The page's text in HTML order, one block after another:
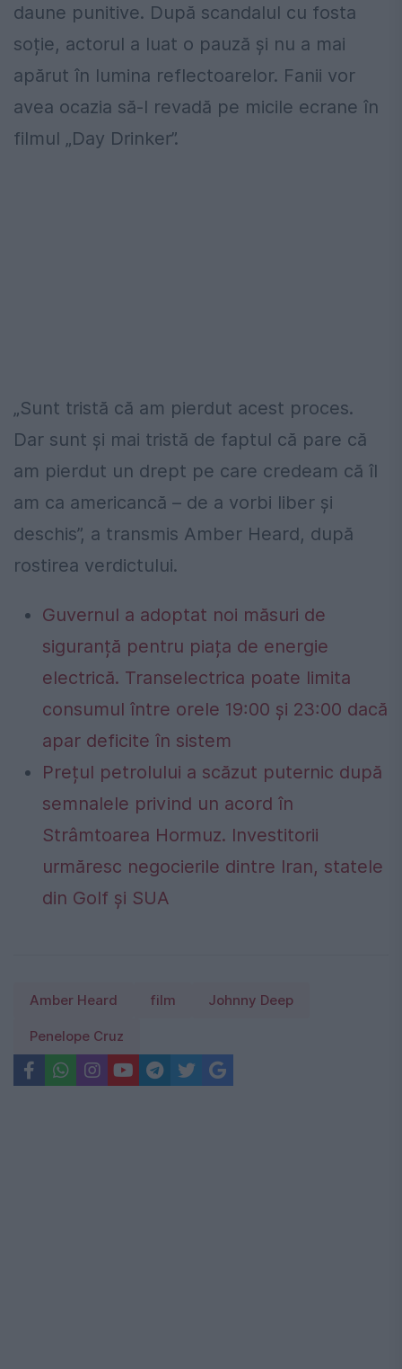
daune punitive. După scandalul cu fosta
soție, actorul a luat o pauză și nu a mai
apărut în lumina reflectoarelor. Fanii vor
avea ocazia să-l revadă pe micile ecrane în
filmul „Day Drinker”.
„Sunt tristă că am pierdut acest proces.
Dar sunt și mai tristă de faptul că pare că
am pierdut un drept pe care credeam că îl
am ca americancă – de a vorbi liber și
deschis”, a transmis Amber Heard, după
rostirea verdictului.
Guvernul a adoptat noi măsuri de
siguranță pentru piața de energie
electrică. Transelectrica poate limita
consumul între orele 19:00 și 23:00 dacă
apar deficite în sistem
Prețul petrolului a scăzut puternic după
semnalele privind un acord în
Strâmtoarea Hormuz. Investitorii
urmăresc negocierile dintre Iran, statele
din Golf și SUA
Amber Heard film Johnny Deep
Penelope Cruz